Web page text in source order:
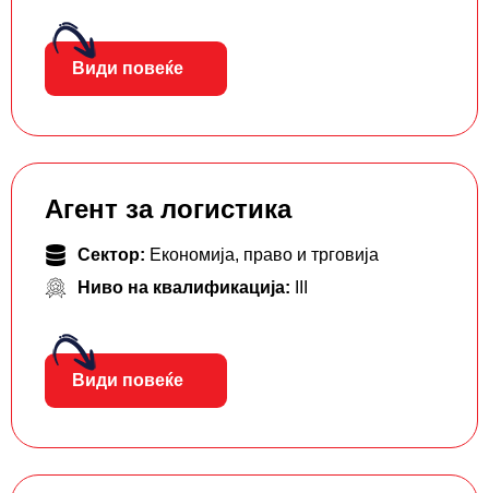
Види повеќе
Агент за логистика
Сектор: Економија, право и трговија
Ниво на квалификација:
Види повеќе